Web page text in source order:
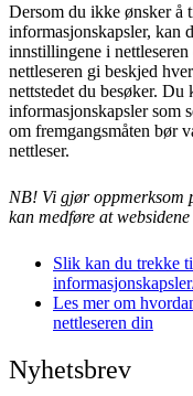
Dersom du ikke ønsker å
informasjonskapsler, kan
innstillingene i
nettleseren gi beskjed
nettstedet du besøker. Du
informasjonskapsler som
om fremgangsmåten bør
nettleser.
NB! Vi gjør oppmerksom
kan medføre at
Slik kan du trekke
Les mer om
nettleseren din
Nyhetsbrev